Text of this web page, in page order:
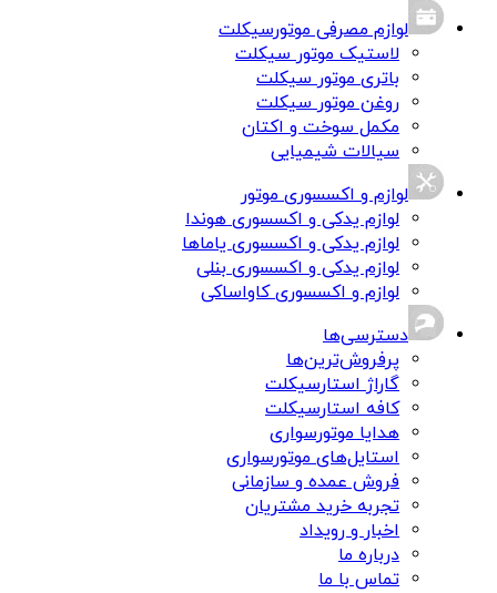
لوازم مصرفی موتورسیکلت
لاستیک موتور سیکلت
باتری موتور سیکلت
روغن موتور سیکلت
مکمل سوخت و اکتان
سیالات شیمیایی
لوازم و اکسسوری موتور
لوازم یدکی و اکسسوری هوندا
لوازم یدکی و اکسسوری یاماها
لوازم یدکی و اکسسوری بنلی
لوازم و اکسسوری کاواساکی
دسترسی‌ها
پرفروش‌ترین‌ها
گاراژ استارسیکلت
کافه استارسیکلت
هدایا موتورسواری
استایل‌های موتورسواری
فروش عمده و سازمانی
تجربه خرید مشتریان
اخبار و رویداد
درباره ما
تماس با ما